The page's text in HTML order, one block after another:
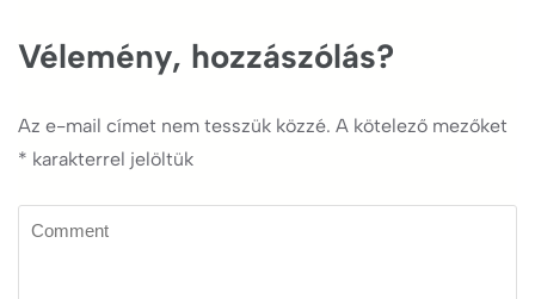
Vélemény, hozzászólás?
Az e-mail címet nem tesszük közzé. A kötelező mezőket
* karakterrel jelöltük
Comment